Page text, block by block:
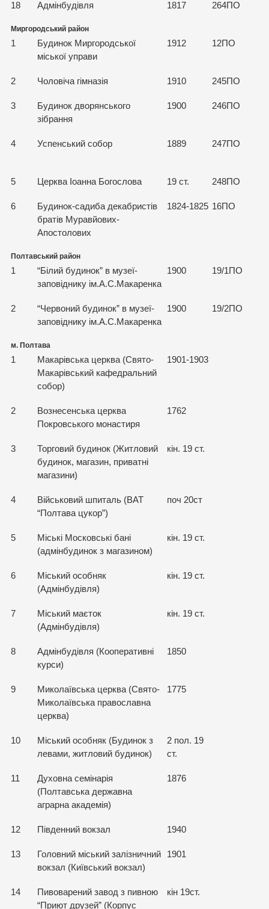
18 Адмінбудівля 1817 264ПО
Миргородський район
1
Будинок Миргородської
міської управи
1912 12ПО
2 Чоловіча гімназія 1910 245ПО
3
Будинок дворянського
зібрання
1900 246ПО
4 Успенський собор 1889 247ПО
5 Церква Іоанна Богослова 19 ст. 248ПО
6
Будинок-садиба декабристів
братів Муравйових-
Апостолових
1824-1825 16ПО
Полтавський район
1
“Білий будинок” в музеї-
заповіднику ім.А.С.Макаренка
1900 19/1ПО
2
“Червоний будинок” в музеї-
заповіднику ім.А.С.Макаренка
1900 19/2ПО
м. Полтава
1
Макарівська церква (Свято-
Макарівський кафедральний
собор)
1901-1903
2
Вознесенська церква
Покровського монастиря
1762
3
Торговий будинок (Житловий
будинок, магазин, приватні
магазини)
кін. 19 ст.
4
Військовий шпиталь (ВАТ
“Полтава цукор”)
поч 20ст
5
Міські Московські бані
(адмінбудинок з магазином)
кін. 19 ст.
6
Міський особняк
(Адмінбудівля)
кін. 19 ст.
7
Міський маєток
(Адмінбудівля)
кін. 19 ст.
8
Адмінбудівля (Кооперативні
курси)
1850
9
Миколаївська церква (Свято-
Миколаївська православна
церква)
1775
10
Міський особняк (Будинок з
левами, житловий будинок)
2 пол. 19
ст.
11
Духовна семінарія
(Полтавська державна
аграрна академія)
1876
12 Південний вокзал 1940
13
Головний міський залізничний
вокзал (Київський вокзал)
1901
14
Пивоварений завод з пивною
“Приют друзей” (Корпус
кін 19ст.